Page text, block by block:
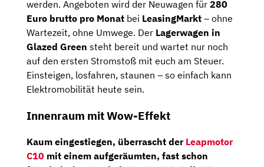
werden. Angeboten wird der Neuwagen für 280
Euro brutto pro Monat bei LeasingMarkt – ohne
Wartezeit, ohne Umwege. Der Lagerwagen in
Glazed Green steht bereit und wartet nur noch
auf den ersten Stromstoß mit euch am Steuer.
Einsteigen, losfahren, staunen – so einfach kann
Elektromobilität heute sein.
Innenraum mit Wow-Effekt
Kaum eingestiegen, überrascht der Leapmotor
C10 mit einem aufgeräumten, fast schon